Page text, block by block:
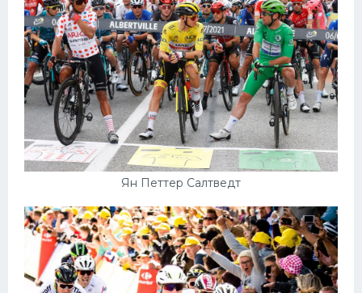
Ян Петтер Салтведт